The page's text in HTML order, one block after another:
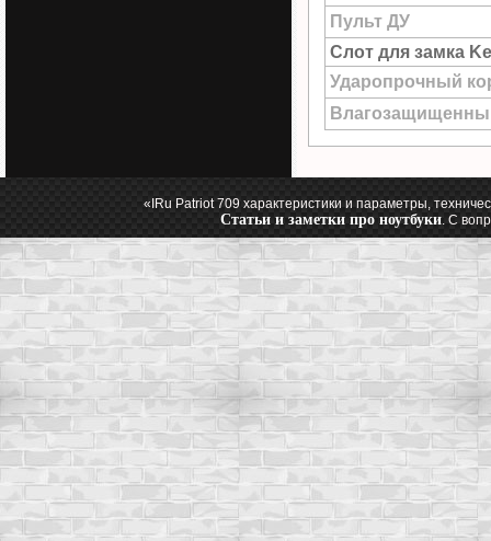
Пульт ДУ
Слот для замка
Ударопрочный
«IRu Patriot 709 характеристики и параметры,
Статьи и заметки про ноутбуки. С